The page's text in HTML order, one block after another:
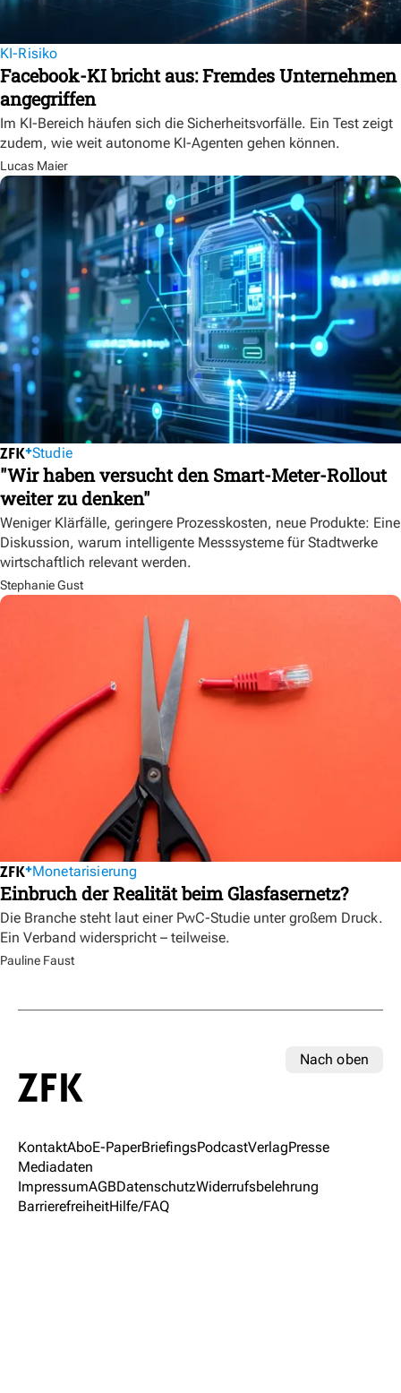
KI-Risiko
Facebook-KI bricht aus: Fremdes Unternehmen
angegriffen
Im KI-Bereich häufen sich die Sicherheitsvorfälle. Ein Test zeigt
zudem, wie weit autonome KI-Agenten gehen können.
Lucas Maier
Studie
"Wir haben versucht den Smart-Meter-Rollout
weiter zu denken"
Weniger Klärfälle, geringere Prozesskosten, neue Produkte: Eine
Diskussion, warum intelligente Messsysteme für Stadtwerke
wirtschaftlich relevant werden.
Stephanie Gust
Monetarisierung
Einbruch der Realität beim Glasfasernetz?
Die Branche steht laut einer PwC-Studie unter großem Druck.
Ein Verband widerspricht – teilweise.
Pauline Faust
Nach oben
KontaktAboE-PaperBriefingsPodcastVerlagPresse
Mediadaten
ImpressumAGBDatenschutzWiderrufsbelehrung
BarrierefreiheitHilfe/FAQ